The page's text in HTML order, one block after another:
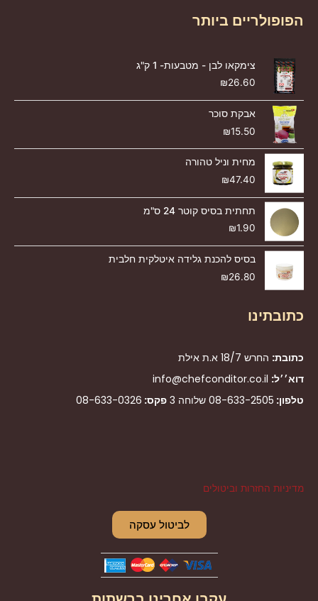
הפופולריים ביותר
צימקאו לבן - מטבעות- 1 ק"ג
₪26.60
אבקת סוכר
₪15.50
מחית וניל טהורה
₪47.40
תחתית בסיס קוטר 24 ס"מ
₪1.90
בסיס להכנת גלידה איטלקית חלבית
₪26.80
כתובתינו
כתובת: החרש 18/7 א.ת אילת
דוא׳׳ל: info@chefconditor.co.il
טלפון: 08-633-2505 שלוחה 3 פקס: 08-633-0326
מדיניות החזרות וביטולים
לביטול עסקה